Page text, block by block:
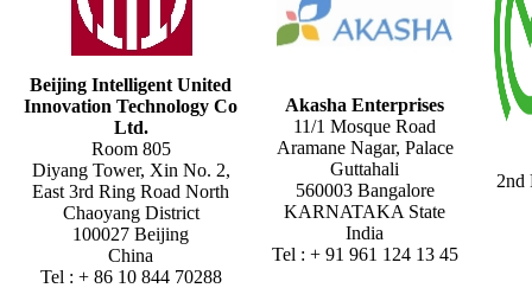
Beijing Intelligent United
Innovation Technology Co
Ltd.
Room 805
Diyang Tower, Xin No. 2,
East 3rd Ring Road North
Chaoyang District
100027 Beijing
China
Tel : + 86 10 844 70288
Akasha Enterprises
11/1 Mosque Road
Aramane Nagar, Palace
Guttahali
560003 Bangalore
KARNATAKA State
India
Tel : + 91 961 124 13 45
2nd